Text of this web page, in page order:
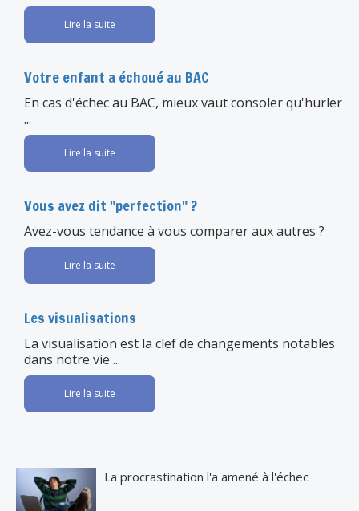
Lire la suite
Votre enfant a échoué au BAC
En cas d'échec au BAC, mieux vaut consoler qu'hurler
...
Lire la suite
Vous avez dit "perfection" ?
Avez-vous tendance à vous comparer aux autres ?
Lire la suite
Les visualisations
La visualisation est la clef de changements notables
dans notre vie ...
Lire la suite
La procrastination l'a amené à l'échec